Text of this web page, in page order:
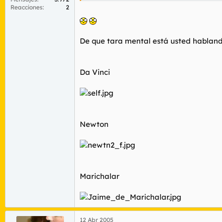
Reacciones
2
De que tara mental está usted
Da Vinci
Newton
Marichalar
12 Abr 2005